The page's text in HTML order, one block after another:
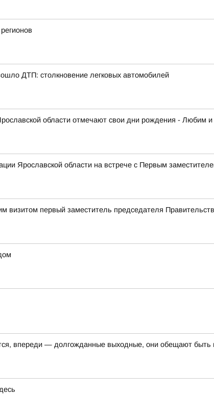
ДТП: столкновение легковых автомобилей
области отмечают свои дни рождения - Любим и
Ярославской области на встрече с Первым
визитом первый заместитель председателя
впереди — долгожданные выходные, они обещают быть